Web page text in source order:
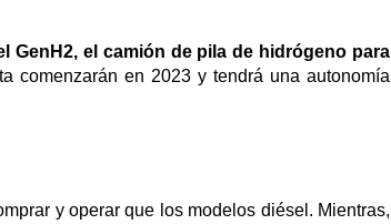
GenH2, el camión de pila de hidrógeno para
comenzarán en 2023 y tendrá una autonomía
y operar que los modelos diésel. Mientras,